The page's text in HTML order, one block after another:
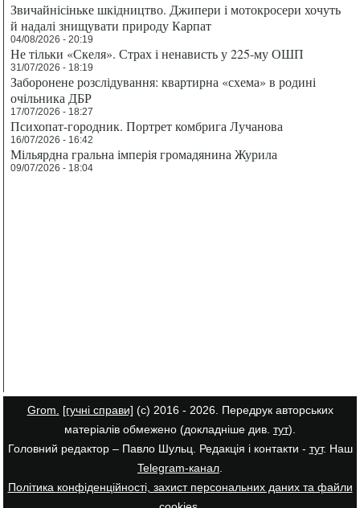
Звичайнісіньке шкідництво. Джипери і мотокросери хочуть
й надалі знищувати природу Карпат
04/08/2026 - 20:19
Не тільки «Скеля». Страх і ненависть у 225-му ОШП
31/07/2026 - 18:19
Заборонене розслідування: квартирна «схема» в родині
очільника ДБР
17/07/2026 - 18:27
Психопат-городник. Портрет комбрига Лучанова
16/07/2026 - 16:42
Мільярдна гральна імперія громадянина Журила
09/07/2026 - 18:04
Grom. [гучні справи] (с) 2016 - 2026. Передрук авторських
матеріалів обмежено (докладніше див. тут).
Головний редактор – Павло Шульц. Редакція і контакти - тут. Наш
Telegram-канал
Політика конфіденційності, захист персональних даних та файли